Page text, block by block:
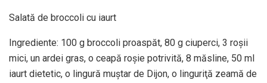
Salată de broccoli cu iaurt
Ingrediente: 100 g broccoli proaspăt, 80 g ciuperci, 3 roşii
mici, un ardei gras, o ceapă roşie potrivită, 8 măsline, 50 ml
iaurt dietetic, o lingură muştar de Dijon, o linguriţă zeamă de